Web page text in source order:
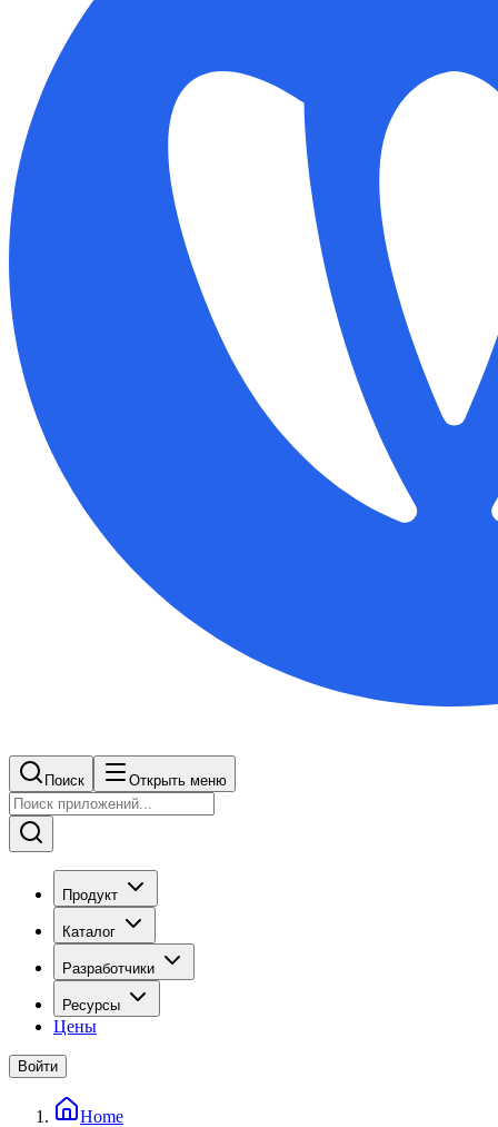
Поиск Открыть меню
Продукт
Каталог
Разработчики
Ресурсы
Цены
Войти
Home